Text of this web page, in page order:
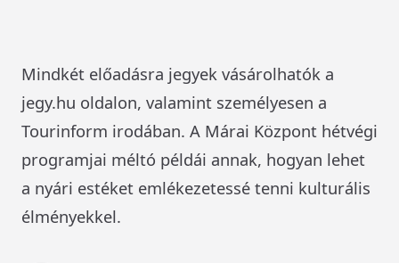
Mindkét előadásra jegyek vásárolhatók a
jegy.hu oldalon, valamint személyesen a
Tourinform irodában. A Márai Központ hétvégi
programjai méltó példái annak, hogyan lehet
a nyári estéket emlékezetessé tenni kulturális
élményekkel.